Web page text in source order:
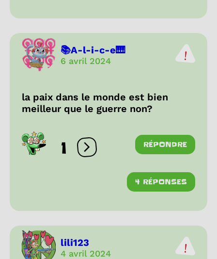
📚A-l-i-c-e🎹
6 avril 2024
la paix dans le monde est bien
meilleur que le guerre non?
1 Ouvrir les réactions
RÉPONDRE
4 RÉPONSES
lili123
4 avril 2024